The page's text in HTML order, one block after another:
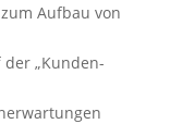
Aufbau von
„Kunden-